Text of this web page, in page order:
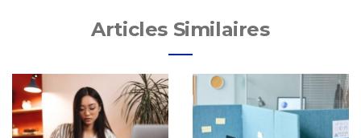
Articles Similaires